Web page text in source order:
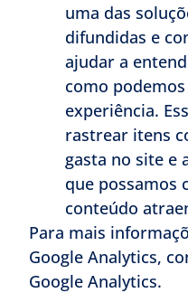
uma das
difundidas e
ajudar a
como
experiência.
rastrear itens
gasta no site e
que possamos
conteúdo
Para mais
Google Analytics,
Google Analytics.